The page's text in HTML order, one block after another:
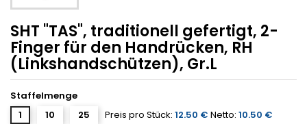
SHT "TAS", traditionell gefertigt, 2-
Finger für den Handrücken, RH
(Linkshandschützen), Gr.L
Staffelmenge
1
10 25 Preis pro Stück: 12.50 € Netto: 10.50 €